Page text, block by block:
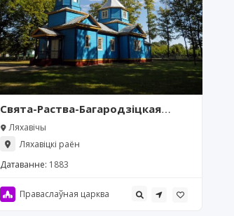
Свята-Раства-Багародзіцкая
царква, Ляхавічы
Ляхавічы
Ляхавіцкі раён
Датаванне: 1883
Праваслаўная царква